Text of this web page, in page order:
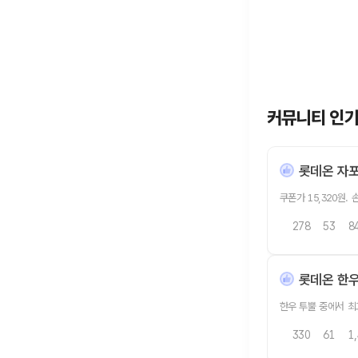
커뮤니티 인
롯데온 자
쿠폰가 15,320원.
278 53
롯데온 한
한우 투뿔 중에서
330 61